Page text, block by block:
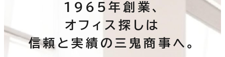
1965年創業、
オフィス探しは
信頼と実績の三鬼商事へ。